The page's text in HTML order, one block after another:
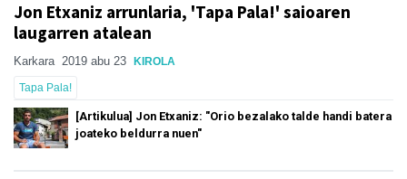
Jon Etxaniz arrunlaria, 'Tapa Pala!' saioaren
laugarren atalean
Karkara 2019 abu 23 KIROLA
Tapa Pala!
[Artikulua] Jon Etxaniz: "Orio bezalako talde handi batera
joateko beldurra nuen"